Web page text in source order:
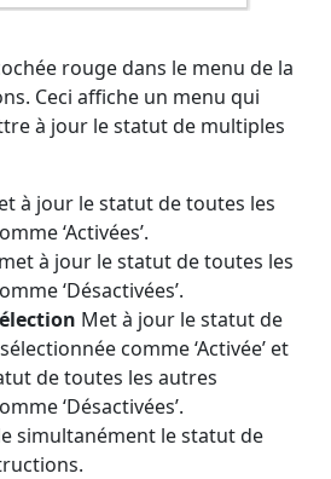
rouge dans le menu de la
Ceci affiche un menu qui
à jour le statut de multiples
à jour le statut de toutes les
‘Activées’.
met à jour le statut de toutes les
‘Désactivées’.
Met à jour le statut de
comme ‘Activée’ et
de toutes les autres
‘Désactivées’.
simultanément le statut de